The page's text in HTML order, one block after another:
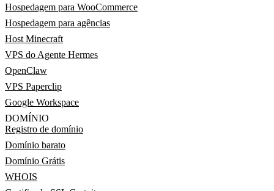
Hospedagem para WooCommerce
Hospedagem para agências
Host Minecraft
VPS do Agente Hermes
OpenClaw
VPS Paperclip
Google Workspace
DOMÍNIO
Registro de domínio
Domínio barato
Domínio Grátis
WHOIS